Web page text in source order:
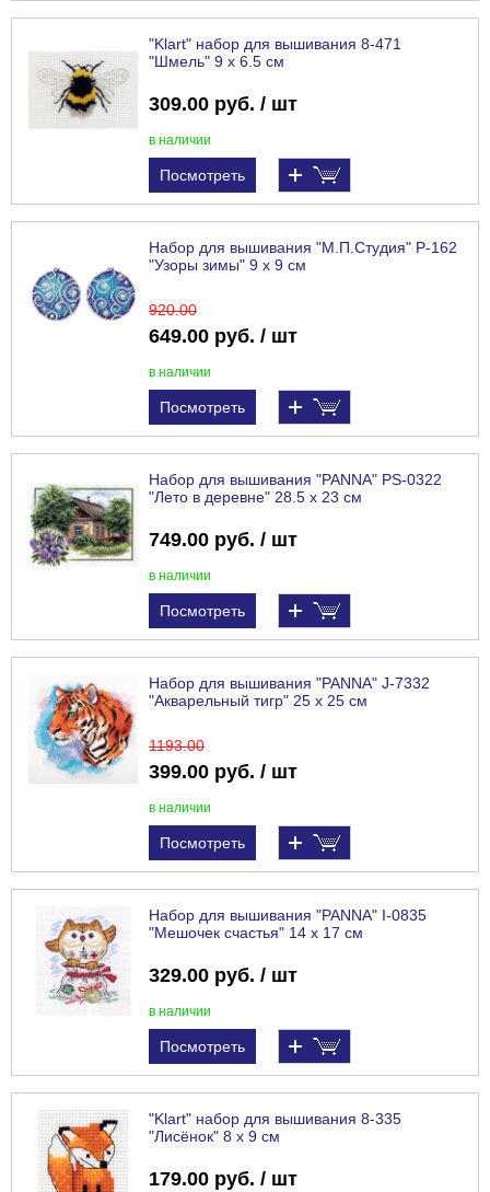
"Klart" набор для вышивания 8-471
"Шмель" 9 х 6.5 см
309.00 руб. / шт
в наличии
Посмотреть
Набор для вышивания "М.П.Студия" Р-162
"Узоры зимы" 9 х 9 см
920.00
649.00 руб. / шт
в наличии
Посмотреть
Набор для вышивания "PANNA" PS-0322
"Лето в деревне" 28.5 х 23 см
749.00 руб. / шт
в наличии
Посмотреть
Набор для вышивания "PANNA" J-7332
"Акварельный тигр" 25 х 25 см
1193.00
399.00 руб. / шт
в наличии
Посмотреть
Набор для вышивания "PANNA" I-0835
"Мешочек счастья" 14 х 17 см
329.00 руб. / шт
в наличии
Посмотреть
"Klart" набор для вышивания 8-335
"Лисёнок" 8 х 9 см
179.00 руб. / шт